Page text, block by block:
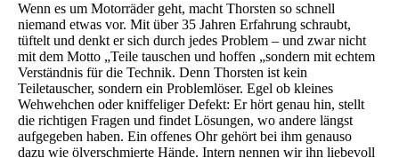
Wenn es um Motorräder geht, macht Thorsten so schnell
niemand etwas vor. Mit über 35 Jahren Erfahrung schraubt,
tüftelt und denkt er sich durch jedes Problem – und zwar nicht
mit dem Motto „Teile tauschen und hoffen „sondern mit echtem
Verständnis für die Technik. Denn Thorsten ist kein
Teiletauscher, sondern ein Problemlöser. Egel ob kleines
Wehwehchen oder kniffeliger Defekt: Er hört genau hin, stellt
die richtigen Fragen und findet Lösungen, wo andere längst
aufgegeben haben. Ein offenes Ohr gehört bei ihm genauso
dazu wie ölverschmierte Hände. Intern nennen wir ihn liebevoll